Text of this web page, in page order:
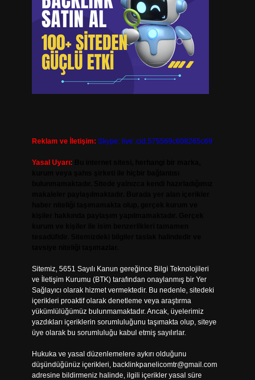
Reklam ve İletişim: Skype: live:.cid.575569c608265c69
Yasal Uyarı:
Sitemiz, 5651 Sayılı Kanun gereğince Bilgi Teknolojileri
ve İletişim Kurumu (BTK) tarafından onaylanmış bir Yer
Sağlayıcı olarak hizmet vermektedir. Bu nedenle, sitedeki
içerikleri proaktif olarak denetleme veya araştırma
yükümlülüğümüz bulunmamaktadır. Ancak, üyelerimiz
yazdıkları içeriklerin sorumluluğunu taşımakta olup, siteye
üye olarak bu sorumluluğu kabul etmiş sayılırlar.
Hukuka ve yasal düzenlemelere aykırı olduğunu
düşündüğünüz içerikleri, backlinkpanelicomtr@gmail.com
adresine bildirmeniz halinde, ilgili içerikler yasal süre